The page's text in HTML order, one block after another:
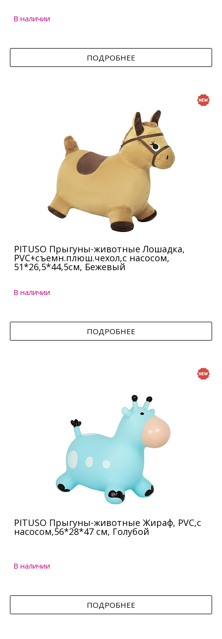
В наличии
ПОДРОБНЕЕ
PITUSO Прыгуны-животные Лошадка,
PVC+съемн.плюш.чехол,с насосом,
51*26,5*44,5см, Бежевый
В наличии
ПОДРОБНЕЕ
PITUSO Прыгуны-животные Жираф, PVC,с
насосом,56*28*47 см, Голубой
В наличии
ПОДРОБНЕЕ